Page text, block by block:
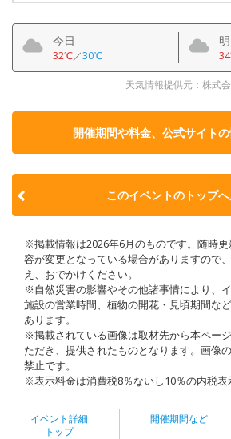
今日
32℃／30℃
天気情報提供元：株式
開催期間や料金、公式サイトの
このイベントのトップ
※掲載情報は2026年6月のものです。随時
容が変更となっている場合がありますので
え、おでかけください。
※自然災害の影響やその他諸事情により、イ
施設の営業時間、植物の開花・見頃期間な
あります。
※掲載されている画像は取材先から本ペー
ただき、提供されたものとなります。画像
禁止です。
※表示料金は消費税8％ないし10％の内税表
イベント詳細
トップ
開催期間など